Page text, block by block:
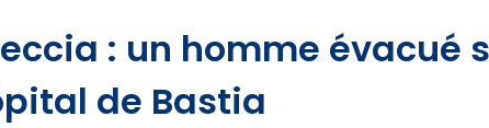
: un homme évacué
de Bastia